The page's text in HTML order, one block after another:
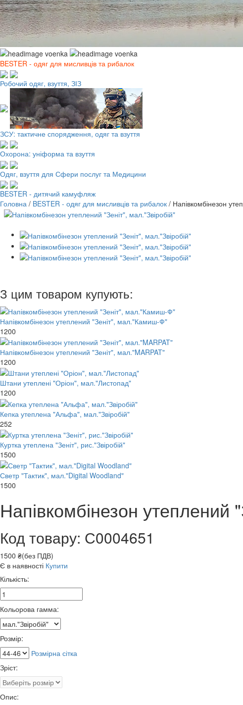
BESTER - одяг для мисливців та рибалок
Робочий одяг, взуття, ЗІЗ
ЗСУ: тактичне спорядження, одяг та взуття
Охорона: уніформа та взуття
Одяг, взуття для Сфери послуг та Медицини
BESTER - дитячий камуфляж
Головна / BESTER - одяг для мисливців та рибалок / Напівкомбінезон
З цим товаром купують:
Напівкомбінезон утеплений "Зеніт", мал."Камиш-Ф"
1200
Напівкомбінезон утеплений "Зеніт", мал."MARPAT"
1200
Штани утеплені "Оріон", мал."Листопад"
1200
Кепка утеплена "Альфа", мал."Звіробій"
252
Куртка утеплена "Зеніт", рис."Звіробій"
1500
Светр "Тактик", мал."Digital Woodland"
1500
Напівкомбінезон утеплений
Код товару: С0004651
1500 ₴(без ПДВ)
Є в наявності Купити
Кількість:
Кольорова гамма:
Розмір:
Розмірна сітка
Зріст:
Опис: